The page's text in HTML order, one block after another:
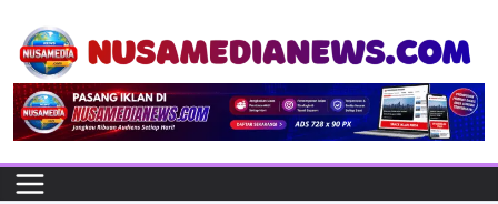
content